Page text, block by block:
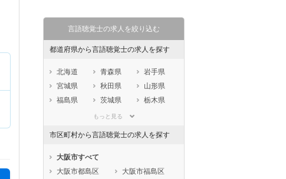
言語聴覚士の求人を絞り込む
都道府県から言語聴覚士の求人を探す
北海道 青森県
岩手県
宮城県
秋田県
山形県
福島県
茨城県
栃木県
埼玉県
石川県
静岡県
愛知県 三重県
もっと見る
市区町村から言語聴覚士の求人を探す
大阪市すべて
大阪市都島区
大阪市福島区